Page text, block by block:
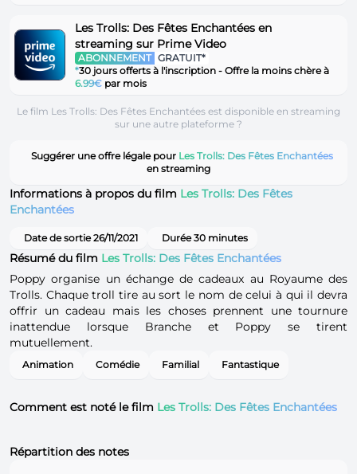
Les Trolls: Des Fêtes Enchantées en
streaming sur Prime Video
ABONNEMENT GRATUIT*
*30 jours offerts à l'inscription - Offre la moins chère à
6.99€ par mois
Le film Les Trolls: Des Fêtes Enchantées est disponible en streaming
sur une autre plateforme ?
Suggérer une offre légale pour Les Trolls: Des Fêtes Enchantées
en streaming
Informations à propos du film Les Trolls: Des Fêtes
Enchantées
Date de sortie 26/11/2021 Durée 30 minutes
Résumé du film Les Trolls: Des Fêtes Enchantées
Poppy organise un échange de cadeaux au Royaume des
Trolls. Chaque troll tire au sort le nom de celui à qui il devra
offrir un cadeau mais les choses prennent une tournure
inattendue lorsque Branche et Poppy se tirent
mutuellement.
Animation Comédie Familial Fantastique
Comment est noté le film Les Trolls: Des Fêtes Enchantées
Répartition des notes